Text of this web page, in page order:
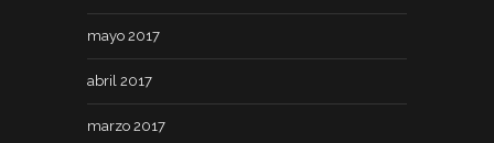
mayo 2017
abril 2017
marzo 2017